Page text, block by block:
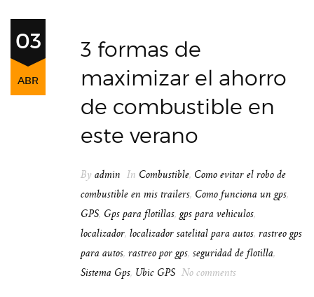
03
ABR
3 formas de
maximizar el ahorro
de combustible en
este verano
By admin In Combustible, Como evitar el robo de
combustible en mis trailers, Como funciona un gps,
GPS, Gps para flotillas, gps para vehiculos,
localizador, localizador satelital para autos, rastreo gps
para autos, rastreo por gps, seguridad de flotilla,
Sistema Gps, Ubic GPS No comments